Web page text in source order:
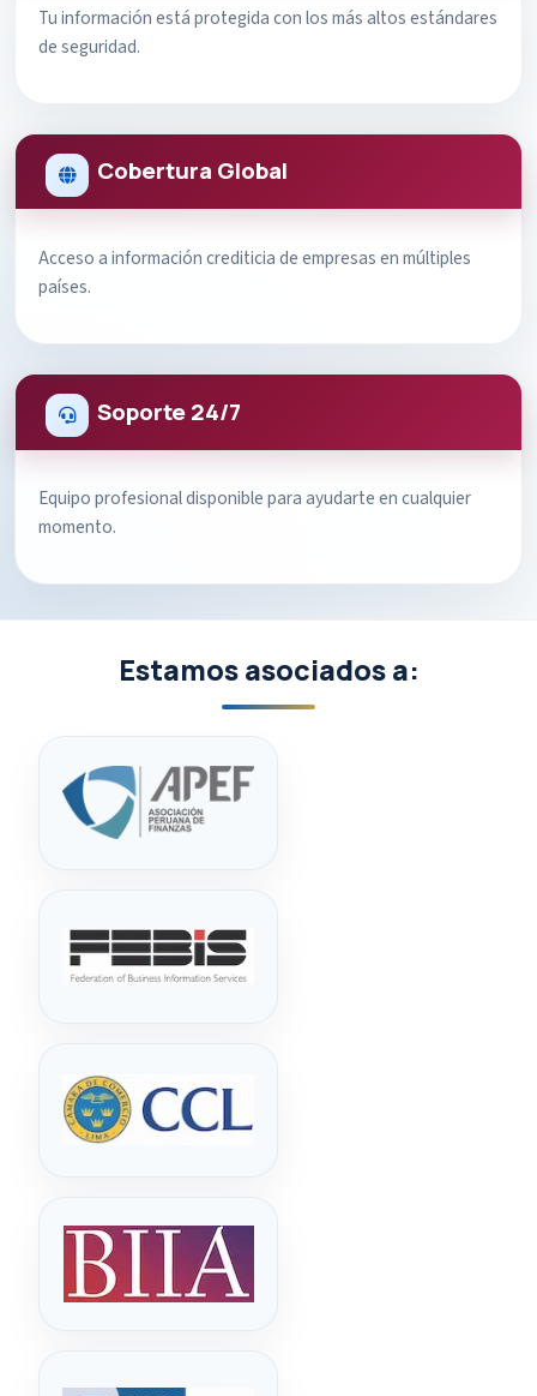
Tu información está protegida con los más altos estándares
de seguridad.
Cobertura Global
Acceso a información crediticia de empresas en múltiples
países.
Soporte 24/7
Equipo profesional disponible para ayudarte en cualquier
momento.
Estamos asociados a: